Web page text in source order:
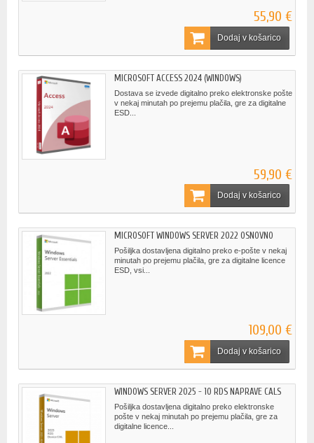
55,90 €
Dodaj v košarico
MICROSOFT ACCESS 2024 (WINDOWS)
Dostava se izvede digitalno preko elektronske pošte
v nekaj minutah po prejemu plačila, gre za digitalne
ESD...
59,90 €
Dodaj v košarico
MICROSOFT WINDOWS SERVER 2022 OSNOVNO
Pošiljka dostavljena digitalno preko e-pošte v nekaj
minutah po prejemu plačila, gre za digitalne licence
ESD, vsi...
109,00 €
Dodaj v košarico
WINDOWS SERVER 2025 - 10 RDS NAPRAVE CALS
Pošiljka dostavljena digitalno preko elektronske
pošte v nekaj minutah po prejemu plačila, gre za
digitalne licence...